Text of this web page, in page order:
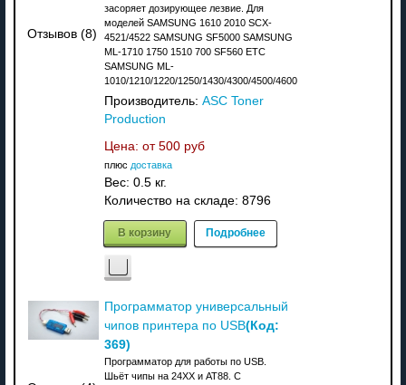
Отзывов (8)
засоряет дозирующее лезвие. Для
моделей SAMSUNG 1610 2010 SCX-
4521/4522 SAMSUNG SF5000 SAMSUNG
ML-1710 1750 1510 700 SF560 ETC
SAMSUNG ML-
1010/1210/1220/1250/1430/4300/4500/4600
Производитель: ASC Toner
Production
Цена: от 500 руб
плюс доставка
Вес: 0.5 кг.
Количество на складе: 8796
В корзину Подробнее
Программатор универсальный
чипов принтера по USB(Код:
369)
Программатор для работы по USB.
Шьёт чипы на 24XX и АТ88. C